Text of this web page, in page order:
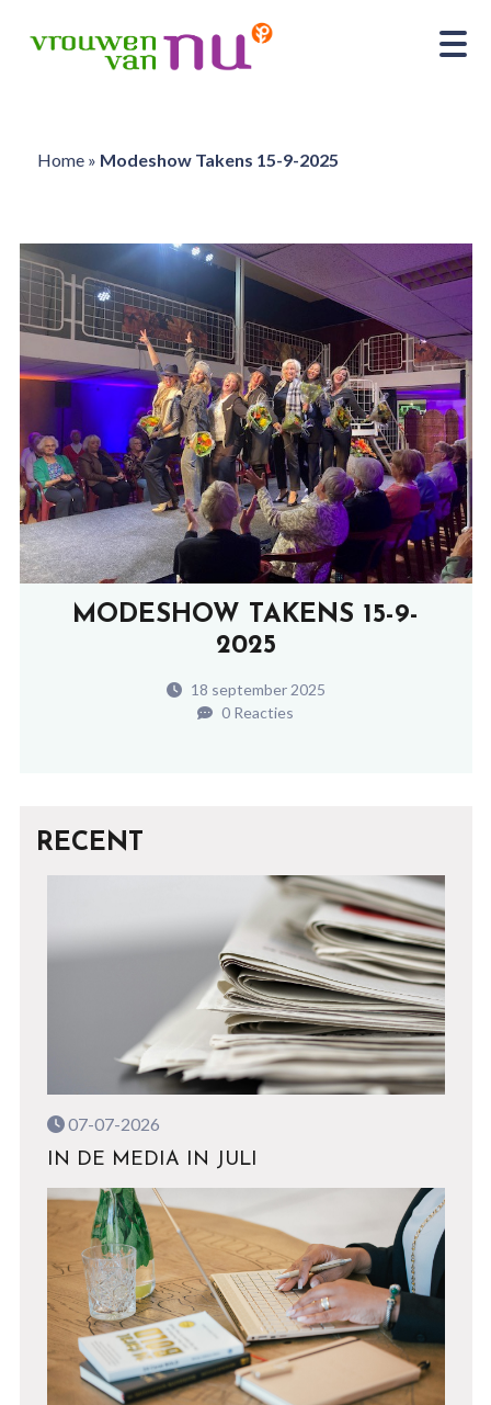
Home» Modeshow Takens 15-9-2025
MODESHOW TAKENS 15-9-
2025
18 september 2025
0 Reacties
RECENT
07-07-2026
IN DE MEDIA IN JULI